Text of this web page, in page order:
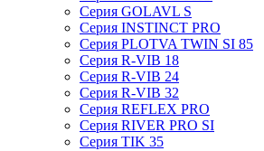
Серия GOLAVL S
Серия INSTINCT PRO
Серия PLOTVA TWIN SI 85
Серия R-VIB 18
Серия R-VIB 24
Серия R-VIB 32
Серия REFLEX PRO
Серия RIVER PRO SI
Серия TIK 35